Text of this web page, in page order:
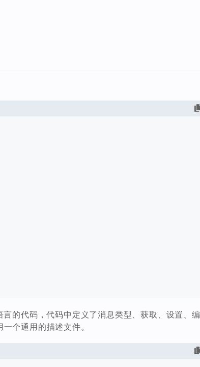
的代码，代码中定义了消息类型、获取、设置、编
个通用的描述文件。